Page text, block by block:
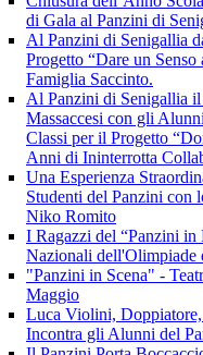
di Gala al Panzini di
Al Panzini di Senigallia
Progetto “Dare un
Famiglia Saccinto.
Al Panzini di Senigallia
Massaccesi con gli
Classi per il Progetto
Anni di Ininterrotta
Una Esperienza
Studenti del Panzini con
Niko Romito
I Ragazzi del “Panzini in
Nazionali dell'Olimpiade
"Panzini in Scena" -
Maggio
Luca Violini,
Incontra gli Alunni del